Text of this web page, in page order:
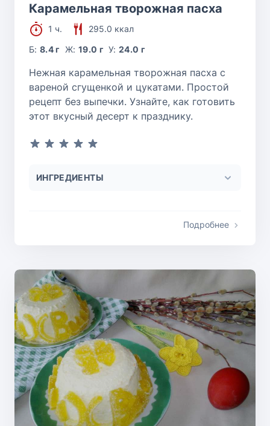
Карамельная творожная пасха
1 ч.
295.0 ккал
Б:8.4 г Ж: 19.0 г У:24.0 г
Нежная карамельная творожная пасха с
вареной сгущенкой и цукатами. Простой
рецепт без выпечки. Узнайте, как готовить
этот вкусный десерт к празднику.
ИНГРЕДИЕНТЫ
Подробнее